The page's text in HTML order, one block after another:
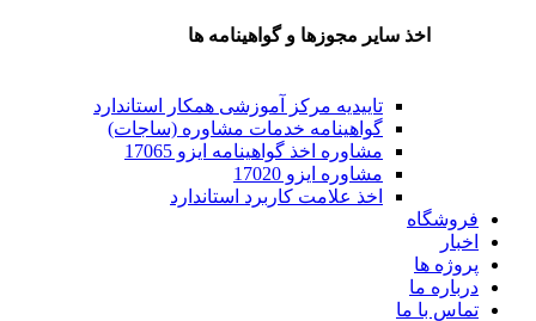
اخذ سایر مجوزها و گواهینامه ها
تاییدیه مرکز آموزشی همکار استاندارد
گواهینامه خدمات مشاوره (ساجات)
مشاوره اخذ گواهینامه ایزو 17065
مشاوره ایزو 17020
اخذ علامت کاربرد استاندارد
فروشگاه
اخبار
پروژه ها
درباره ما
تماس با ما